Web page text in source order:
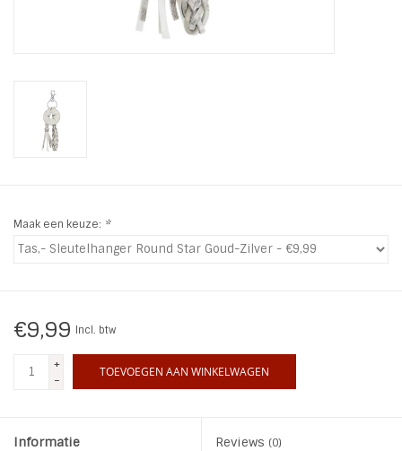
Ohlala Jewels
LIFESTYLE PRODUCTEN
SALE
Maak een keuze: *
€9,99 Incl. btw
+
-
TOEVOEGEN AAN WINKELWAGEN
Informatie Reviews (0)